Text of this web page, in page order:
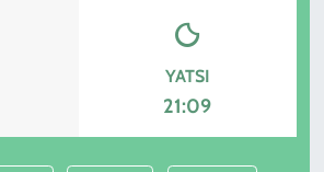
YATSI
21:09